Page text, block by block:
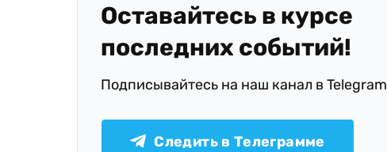
Оставайтесь в курсе
последних событий!
Подписывайтесь на наш канал в Telegram
Следить в Телеграмме